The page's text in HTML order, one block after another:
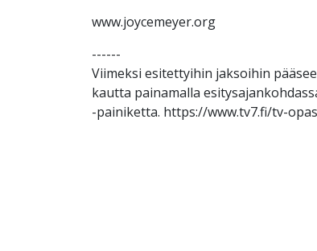
www.joycemeyer.org
------
Viimeksi esitettyihin jaksoihin
kautta painamalla
-painiketta. https://www.tv7.fi/tv-